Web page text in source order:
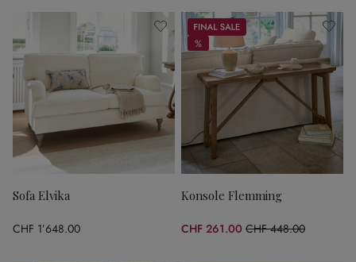
Sofa Elvika
CHF 1’648.00
Sale
%
%
Konsole Flemming
CHF 261.00 CHF 448.00
(41.74% gespart)